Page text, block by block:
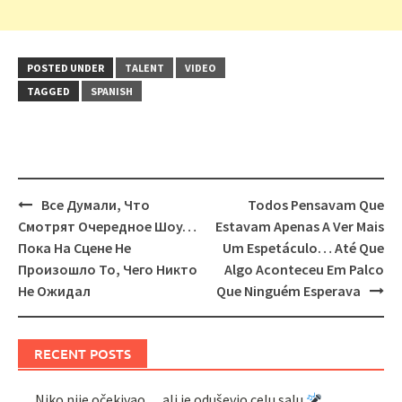
POSTED UNDER TALENT
VIDEO
TAGGED
SPANISH
Post
navigation
Все Думали, Что
Смотрят Очередное Шоу…
Пока На Сцене Не
Произошло То, Чего Никто
Не Ожидал
Todos Pensavam Que
Estavam Apenas A Ver Mais
Um Espetáculo… Até Que
Algo Aconteceu Em Palco
Que Ninguém Esperava
RECENT POSTS